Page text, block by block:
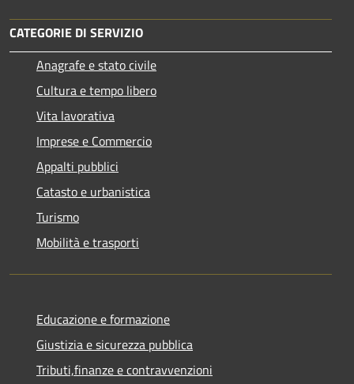
CATEGORIE DI SERVIZIO
Anagrafe e stato civile
Cultura e tempo libero
Vita lavorativa
Imprese e Commercio
Appalti pubblici
Catasto e urbanistica
Turismo
Mobilità e trasporti
Educazione e formazione
Giustizia e sicurezza pubblica
Tributi,finanze e contravvenzioni